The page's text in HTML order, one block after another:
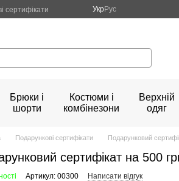
сертифікати УкрРус
Брюки і
шорти
Костюми і
комбінезони
Верхній
одяг
Подарункові сертифікати Подарунковий
сертифікат на 500
Артикул: 00300 Написати відгук